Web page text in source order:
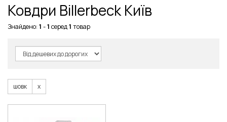
Ковдри Billerbeck Київ
Знайдено: 1 -1 серед1 товар
шовк